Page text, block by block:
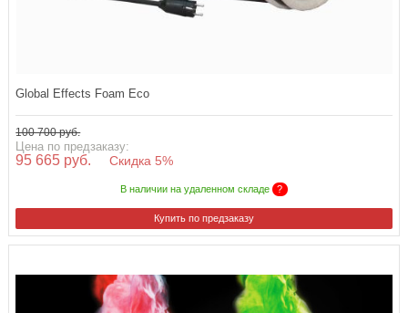
Global Effects Foam Eco
100 700 руб.
Цена по предзаказу:
95 665 руб. Скидка 5%
В наличии на удаленном складе ?
Купить по предзаказу